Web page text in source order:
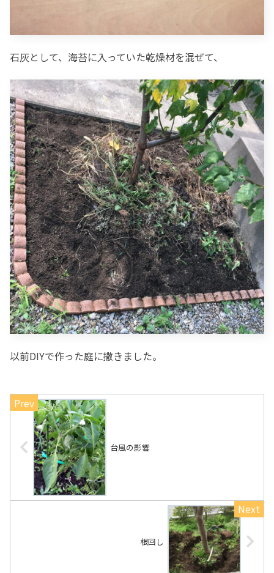
石灰として、海苔に入っていた乾燥材を混ぜて、
以前DIYで作った庭に撒きました。
台風の影響
根回し